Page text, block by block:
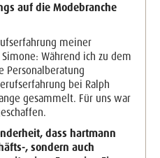
auf die Modebranche
meiner
Während ich zu dem
Personalberatung
bei Ralph
gesammelt. Für uns war
dass hartmann
, sondern auch